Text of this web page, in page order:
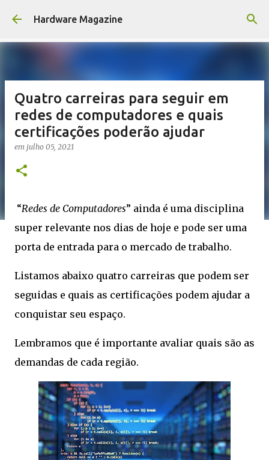
Pular para o conteúdo principal
Hardware Magazine
Quatro carreiras para seguir em
redes de computadores e quais
certificações poderão ajudar
em julho 05, 2021
“Redes de Computadores” ainda é uma disciplina
super relevante nos dias de hoje e pode ser uma
porta de entrada para o mercado de trabalho.
Listamos abaixo quatro carreiras que podem ser
seguidas e quais as certificações podem ajudar a
conquistar seu espaço.
Lembramos que é importante avaliar quais são as
demandas de cada região.